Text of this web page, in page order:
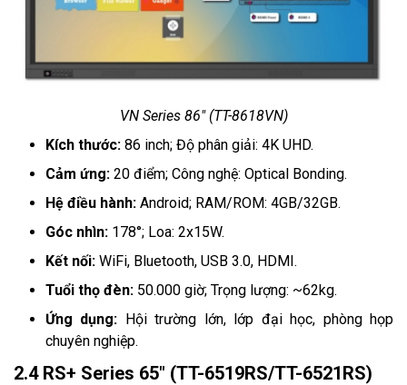
VN Series 86" (TT-8618VN)
Kích thước: 86 inch; Độ phân giải: 4K UHD.
Cảm ứng: 20 điểm; Công nghệ: Optical Bonding.
Hệ điều hành: Android; RAM/ROM: 4GB/32GB.
Góc nhìn: 178°; Loa: 2x15W.
Kết nối: WiFi, Bluetooth, USB 3.0, HDMI.
Tuổi thọ đèn: 50.000 giờ; Trọng lượng: ~62kg.
Ứng dụng: Hội trường lớn, lớp đại học, phòng họp
chuyên nghiệp.
2.4 RS+ Series 65" (TT-6519RS/TT-6521RS)